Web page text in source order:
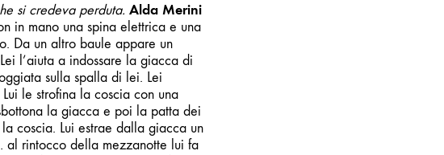
si credeva perduta. Alda Merini
in mano una spina elettrica e una
Da un altro baule appare un
l’aiuta a indossare la giacca di
sulla spalla di lei. Lei
le strofina la coscia con una
la giacca e poi la patta dei
coscia. Lui estrae dalla giacca un
rintocco della mezzanotte lui fa